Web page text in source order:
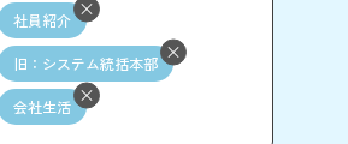
社員紹介
旧：システム統括本部
会社生活